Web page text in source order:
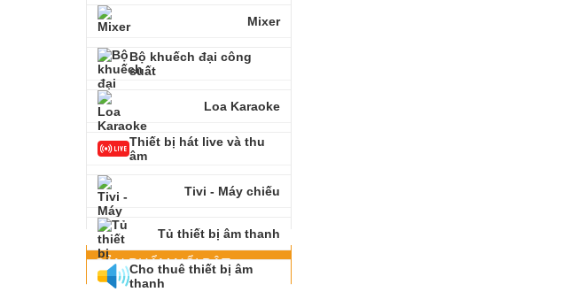
Mixer
Bộ khuếch đại công
suất
Loa Karaoke
Thiết bị hát live và thu
âm
Tivi - Máy chiếu
Tủ thiết bị âm thanh
Cho thuê thiết bị âm
thanh
SẢN PHẨM NỔI BẬT